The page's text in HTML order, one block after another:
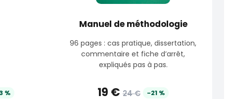
%
Manuel de méthodologie
96 pages : cas pratique, dissertation,
commentaire et fiche d’arrêt,
expliqués pas à pas.
19 € 24 € -21 %